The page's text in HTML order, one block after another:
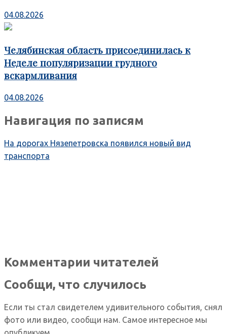
04.08.2026
Челябинская область присоединилась к
Неделе популяризации грудного
вскармливания
04.08.2026
Навигация по записям
На дорогах Нязепетровска появился новый вид
транспорта
Комментарии читателей
Сообщи, что случилось
Если ты стал свидетелем удивительного события, снял
фото или видео, сообщи нам. Самое интересное мы